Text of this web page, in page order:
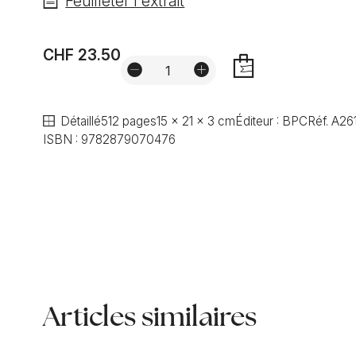
CHF 23.50
Détaillé512 pages15 x 21 x 3 cm Éditeur : BPC Réf.
ISBN : 9782879070476
Articles similaires